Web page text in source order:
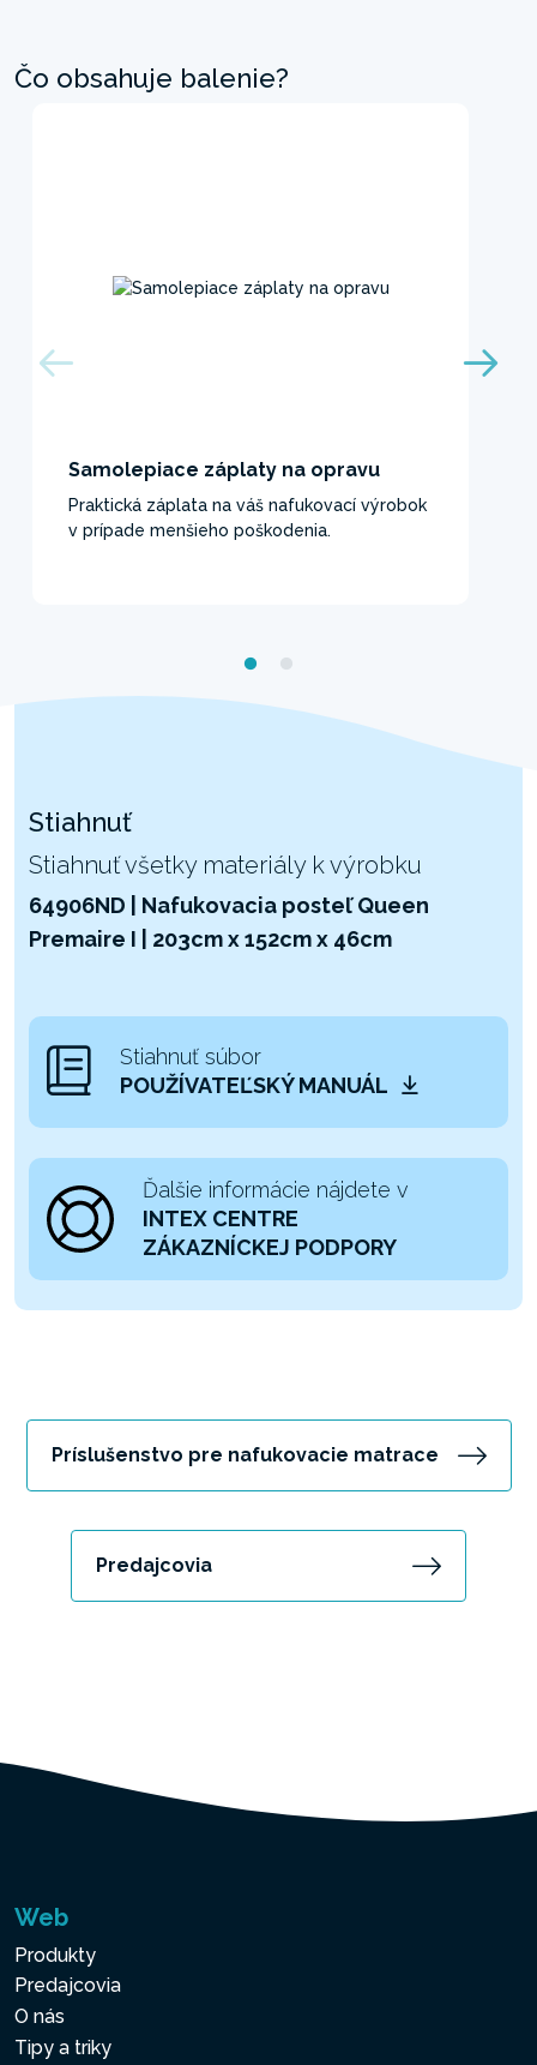
Čo obsahuje balenie?
Samolepiace záplaty na opravu
Praktická záplata na váš nafukovací výrobok
v prípade menšieho poškodenia.
Stiahnuť
Stiahnuť všetky materiály k výrobku
64906ND | Nafukovacia posteľ Queen
Premaire I | 203cm x 152cm x 46cm
Stiahnuť súbor
POUŽÍVATEĽSKÝ MANUÁL
Ďalšie informácie nájdete v
INTEX CENTRE
ZÁKAZNÍCKEJ PODPORY
Príslušenstvo pre nafukovacie matrace
Predajcovia
Web
Produkty
Predajcovia
O nás
Tipy a triky